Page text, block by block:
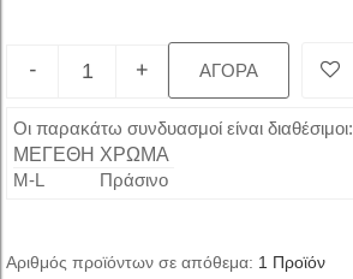
- + ΑΓΟΡΑ
Οι παρακάτω συνδυασμοί είναι διαθέσιμοι:
ΜΕΓΕΘΗ ΧΡΩΜΑ
M-L
Πράσινο
Αριθμός προϊόντων σε απόθεμα: 1 Προϊόν